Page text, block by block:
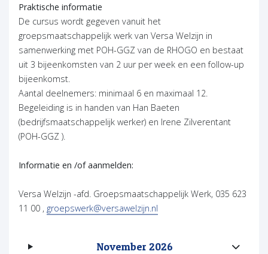
Praktische informatie
De cursus wordt gegeven vanuit het
groepsmaatschappelijk werk van Versa Welzijn in
samenwerking met POH-GGZ van de RHOGO en bestaat
uit 3 bijeenkomsten van 2 uur per week en een follow-up
bijeenkomst.
Aantal deelnemers: minimaal 6 en maximaal 12.
Begeleiding is in handen van Han Baeten
(bedrijfsmaatschappelijk werker) en Irene Zilverentant
(POH-GGZ ).
Informatie en /of aanmelden:
Versa Welzijn -afd. Groepsmaatschappelijk Werk, 035 623
11 00 , groepswerk@versawelzijn.nl
November 2026